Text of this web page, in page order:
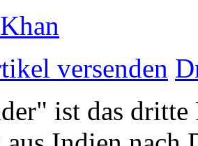
versenden
ist das dritte